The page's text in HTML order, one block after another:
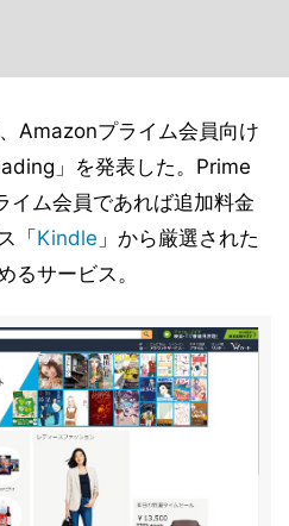
Amazonプライム会員向け
」を発表した。Prime
ム会員であれば追加料金
「 Kindle 」から厳選された
るサービス。